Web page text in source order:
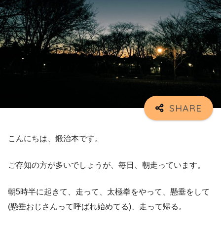
こんにちは、鍛治本です。
ご存知の方が多いでしょうが、毎日、朝走っています。
朝5時半に起きて、走って、太極拳をやって、懸垂をして
(懸垂おじさんって呼ばれ始めてる)、走って帰る。